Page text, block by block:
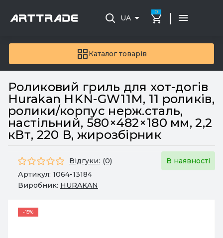
Каталог товарів
UA
0 |
Роликовий гриль для хот-догів
Hurakan HKN-GW11M, 11 роликів,
ролики/корпус нерж.сталь,
настільний, 580×482×180 мм, 2,2
кВт, 220 В, жирозбірник
Відгуки: (0)
В наявності
Артикул: 1064-13184
Виробник: HURAKAN
-15%